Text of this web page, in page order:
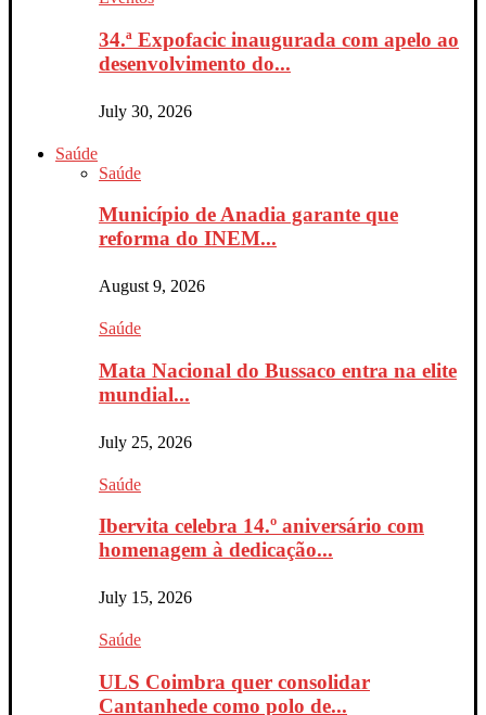
34.ª Expofacic inaugurada com apelo ao
desenvolvimento do...
July 30, 2026
Saúde
Saúde
Município de Anadia garante que
reforma do INEM...
August 9, 2026
Saúde
Mata Nacional do Bussaco entra na elite
mundial...
July 25, 2026
Saúde
Ibervita celebra 14.º aniversário com
homenagem à dedicação...
July 15, 2026
Saúde
ULS Coimbra quer consolidar
Cantanhede como polo de...